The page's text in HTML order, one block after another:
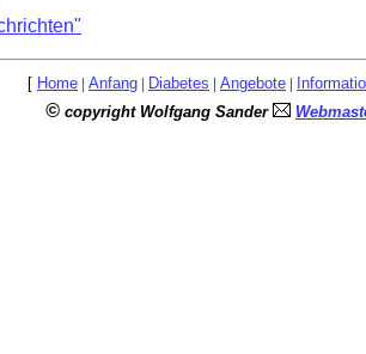
[ Home | Anfang | Diabetes | Angebote |
© copyright Wolfgang Sander